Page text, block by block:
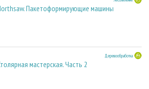
Пакетоформирующие машины
Деревообработка
мастерская. Часть 2